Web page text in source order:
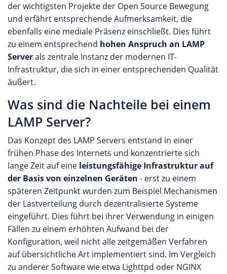
der wichtigsten Projekte der Open Source Bewegung
und erfährt entsprechende Aufmerksamkeit, die
ebenfalls eine mediale Präsenz einschließt. Dies führt
zu einem entsprechend hohen Anspruch an LAMP
Serverals zentrale Instanz der modernen IT-
Infrastruktur, die sich in einer entsprechenden Qualität
äußert.
Was sind die Nachteile bei einem
LAMP Server?
Das Konzept des LAMP Servers entstand in einer
frühen Phase des Internets und konzentrierte sich
lange Zeit auf eine leistungsfähige Infrastruktur auf
der Basis von einzelnen Geräten - erst zu einem
späteren Zeitpunkt wurden zum Beispiel Mechanismen
der Lastverteilung durch dezentralisierte Systeme
eingeführt. Dies führt bei ihrer Verwendung in einigen
Fällen zu einem erhöhten Aufwand bei der
Konfiguration, weil nicht alle zeitgemäßen Verfahren
auf übersichtliche Art implementiert sind. Im Vergleich
zu anderer Software wie etwa Lighttpd oder NGINX